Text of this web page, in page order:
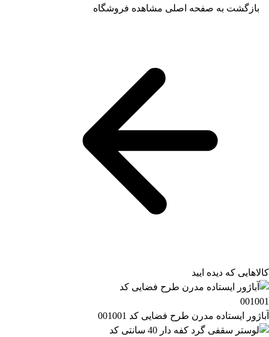
بازگشت به صفحه اصلی مشاهده فروشگاه
کالاهایی که دیده ایید
آباژور ایستاده مدرن طرح فضایی کد 001001